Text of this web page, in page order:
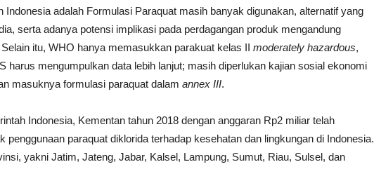
Indonesia adalah Formulasi Paraquat masih banyak digunakan, alternatif yang
serta adanya potensi implikasi pada perdagangan produk mengandung
itu, WHO hanya memasukkan parakuat kelas II moderately hazardous,
harus mengumpulkan data lebih lanjut; masih diperlukan kajian sosial ekonomi
masuknya formulasi paraquat dalam annex III.
Indonesia, Kementan tahun 2018 dengan anggaran Rp2 miliar telah
penggunaan paraquat diklorida terhadap kesehatan dan lingkungan di Indonesia.
yakni Jatim, Jateng, Jabar, Kalsel, Lampung, Sumut, Riau, Sulsel, dan